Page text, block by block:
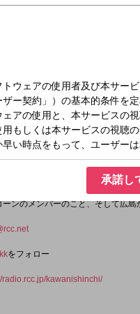
日（水）23:00～23:30
ー・川西幸一が自身の音楽人生や
ニコーン」のドラマーとして活躍す
拠点を移し、全国を行き来する生活
ンのメンバーのこと、そして広
をフォロー
radio.rcc.jp/kawanishinchi/
承諾し